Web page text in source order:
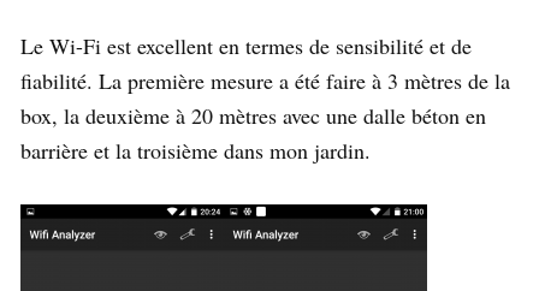
Le Wi-Fi est excellent en termes de sensibilité et de
fiabilité. La première mesure a été faire à 3 mètres de la
box, la deuxième à 20 mètres avec une dalle béton en
barrière et la troisième dans mon jardin.